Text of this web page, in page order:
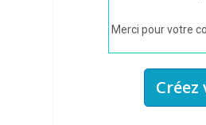
Merci pour votre